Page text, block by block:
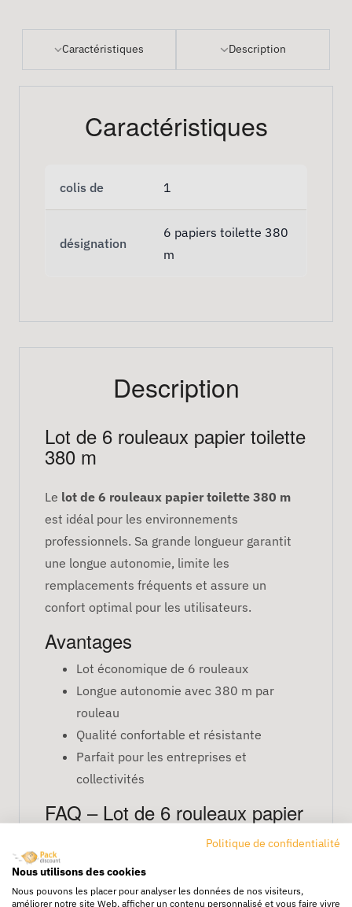
Caractéristiques Description
Caractéristiques
colis de 1
désignation
6 papiers toilette 380
m
Description
Lot de 6 rouleaux papier toilette
380 m
Le lot de 6 rouleaux papier toilette 380 m
est idéal pour les environnements
professionnels. Sa grande longueur garantit
une longue autonomie, limite les
remplacements fréquents et assure un
confort optimal pour les utilisateurs.
Avantages
Lot économique de 6 rouleaux
Longue autonomie avec 380 m par
rouleau
Qualité confortable et résistante
Parfait pour les entreprises et
collectivités
FAQ – Lot de 6 rouleaux papier
Quelle est la longueur de chaque rouleau ?
Politique de confidentialité
Nous utilisons des cookies
Nous pouvons les placer pour analyser les données de nos visiteurs,
améliorer notre site Web, afficher un contenu personnalisé et vous faire vivre